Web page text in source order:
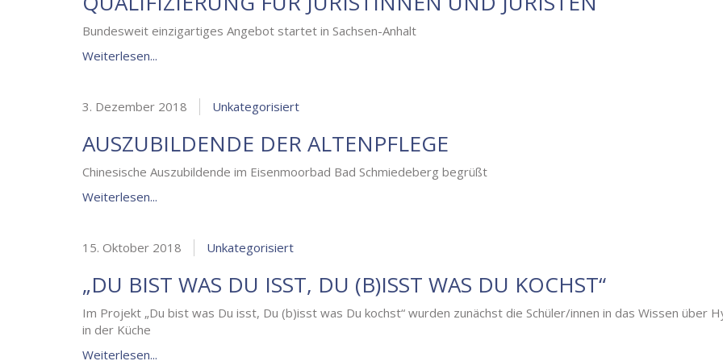
Bundesweit einzigartiges Angebot startet in Sachsen-Anhalt
Weiterlesen...
3. Dezember 2018 Unkategorisiert
AUSZUBILDENDE DER ALTENPFLEGE
Chinesische Auszubildende im Eisenmoorbad Bad Schmiedeberg begrüßt
Weiterlesen...
15. Oktober 2018 Unkategorisiert
„DU BIST WAS DU ISST, DU (B)ISST WAS DU KOCHST“
Im Projekt „Du bist was Du isst, Du (b)isst was Du kochst“ wurden zunächst die Schüler/innen in das Wissen über
in der Küche
Weiterlesen...